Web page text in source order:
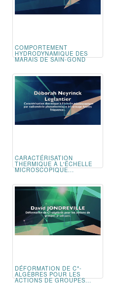
COMPORTEMENT
HYDRODYNAMIQUE DES
MARAIS DE SAIN-GOND
CARACTÉRISATION
THERMIQUE À L'ÉCHELLE
MICROSCOPIQUE...
DÉFORMATION DE C*-
ALGÈBRES POUR LES
ACTIONS DE GROUPES...